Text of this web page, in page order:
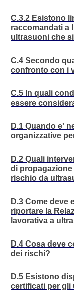
C.3.2 Esistono
raccomandati a
ultrasuoni che
C.4 Secondo
confronto con i
C.5 In quali
essere
D.1 Quando e'
organizzative
D.2 Quali
di propagazione
rischio da
D.3 Come deve
riportare la
lavorativa a
D.4 Cosa deve
dei rischi?
D.5 Esistono
certificati per gli